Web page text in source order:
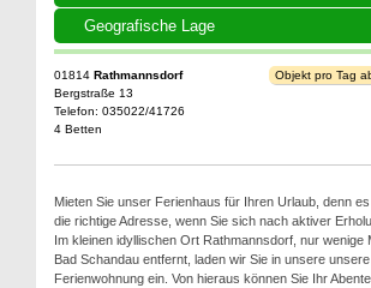
Geografische Lage
01814 Rathmannsdorf
Bergstraße 13
Telefon: 035022/41726
4 Betten
Objekt pro Tag
Mieten Sie unser Ferienhaus für Ihren Urlaub, denn
die richtige Adresse, wenn Sie sich nach aktiver
Im kleinen idyllischen Ort Rathmannsdorf, nur wenige
Bad Schandau entfernt, laden wir Sie in unsere
Ferienwohnung ein. Von hieraus können Sie Ihr